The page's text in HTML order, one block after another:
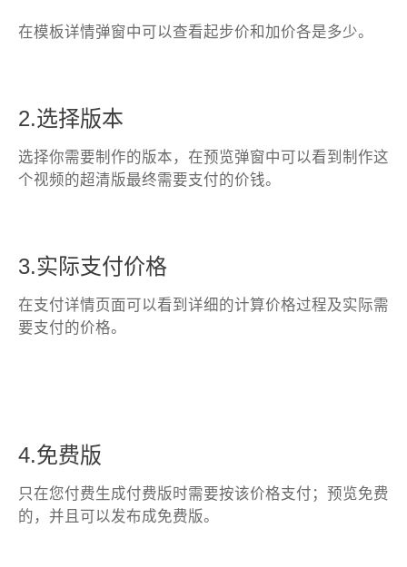
在模板详情弹窗中可以查看起步价和加价各是多少。
2.选择版本
选择你需要制作的版本，在预览弹窗中可以看到制作这
个视频的超清版最终需要支付的价钱。
3.实际支付价格
在支付详情页面可以看到详细的计算价格过程及实际需
要支付的价格。
4.免费版
只在您付费生成付费版时需要按该价格支付；预览免费
的，并且可以发布成免费版。